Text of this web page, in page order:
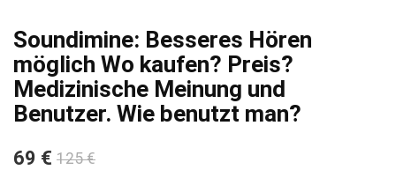
Soundimine: Besseres Hören
möglich Wo kaufen? Preis?
Medizinische Meinung und
Benutzer. Wie benutzt man?
69 € 125 €